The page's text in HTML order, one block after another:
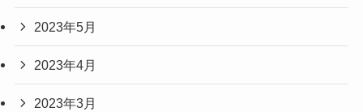
2023年5月
2023年4月
2023年3月